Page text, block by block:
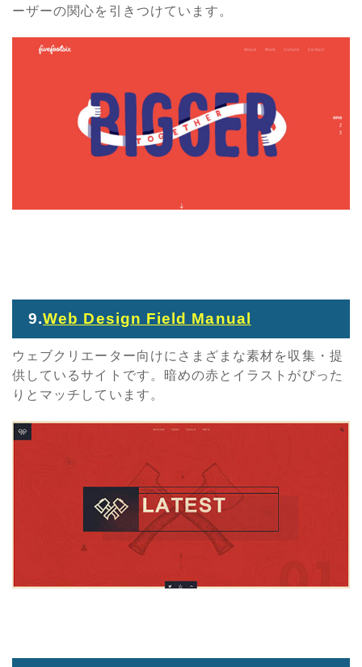
ーザーの関心を引きつけています。
9.Web Design Field Manual
ウェブクリエーター向けにさまざまな素材を収集・提
供しているサイトです。暗めの赤とイラストがぴった
りとマッチしています。